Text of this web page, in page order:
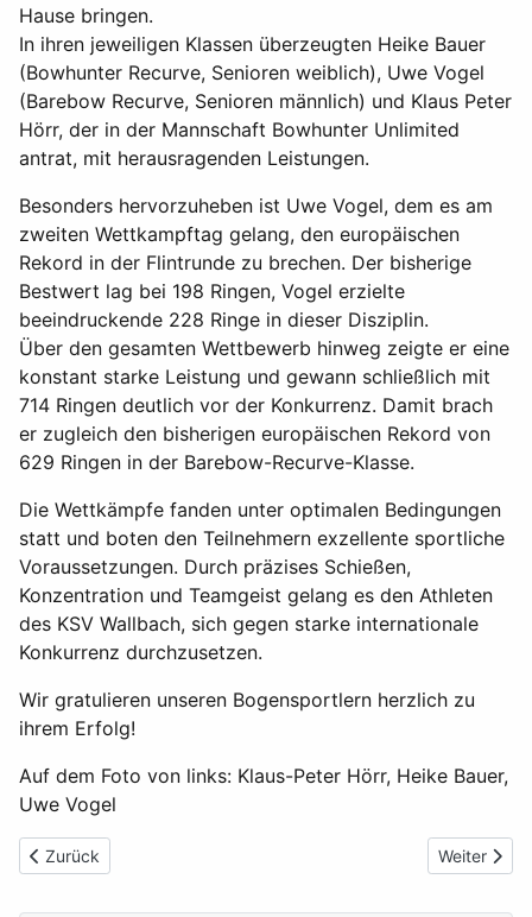
Hause bringen.
In ihren jeweiligen Klassen überzeugten Heike Bauer
(Bowhunter Recurve, Senioren weiblich), Uwe Vogel
(Barebow Recurve, Senioren männlich) und Klaus Peter
Hörr, der in der Mannschaft Bowhunter Unlimited
antrat, mit herausragenden Leistungen.
Besonders hervorzuheben ist Uwe Vogel, dem es am
zweiten Wettkampftag gelang, den europäischen
Rekord in der Flintrunde zu brechen. Der bisherige
Bestwert lag bei 198 Ringen, Vogel erzielte
beeindruckende 228 Ringe in dieser Disziplin.
Über den gesamten Wettbewerb hinweg zeigte er eine
konstant starke Leistung und gewann schließlich mit
714 Ringen deutlich vor der Konkurrenz. Damit brach
er zugleich den bisherigen europäischen Rekord von
629 Ringen in der Barebow-Recurve-Klasse.
Die Wettkämpfe fanden unter optimalen Bedingungen
statt und boten den Teilnehmern exzellente sportliche
Voraussetzungen. Durch präzises Schießen,
Konzentration und Teamgeist gelang es den Athleten
des KSV Wallbach, sich gegen starke internationale
Konkurrenz durchzusetzen.
Wir gratulieren unseren Bogensportlern herzlich zu
ihrem Erfolg!
Auf dem Foto von links: Klaus-Peter Hörr, Heike Bauer,
Uwe Vogel
Vorheriger Beitrag: Das Fähnlein der siebzehn Aufrechten
Zurück Nächster
Weiter